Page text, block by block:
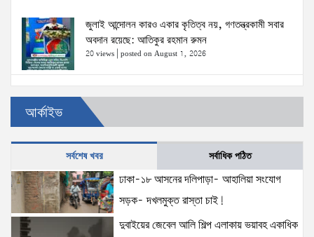
জুলাই আন্দোলন কারও একার কৃতিত্ব নয়, গণতন্ত্রকামী সবার
অবদান রয়েছে: আতিকুর রহমান রুমন
20 views posted on August 1, 2026
উত্তরখানে ডিএনসিসি প্রশাসক মো. শফিকুল ও ঢাকা-১৮
আসনের সংসদ সদস্য এস এম জাহাঙ্গীর হোসেনের উপর একদল
দুস্কৃতিকারীদের হামলা
20 views|posted on August 2, 2026
প্রধানমন্ত্রীর সঙ্গে মার্কিন বিশেষ দূতের বৈঠক: তারেক রহমানের
নেতৃত্ব ও বাংলাদেশের স্থিতিশীলতায় দৃঢ় আত্মবিশ্বাস
যুক্তরাষ্ট্রের: মাহ্দী আমিন
15 views |posted on August 1, 2026
আর্কাইভ
সর্বশেষ খবর সর্বাধিক পঠিত
ঢাকা-১৮ আসনের দলিপাড়া- আহালিয়া সংযোগ
সড়ক- দখলমুক্ত রাস্তা চাই!
দুবাইয়ের জেবেল আলি শিল্প এলাকায় ভয়াবহ একাধিক